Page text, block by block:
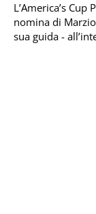
L’America’s
nomina di
sua guida -